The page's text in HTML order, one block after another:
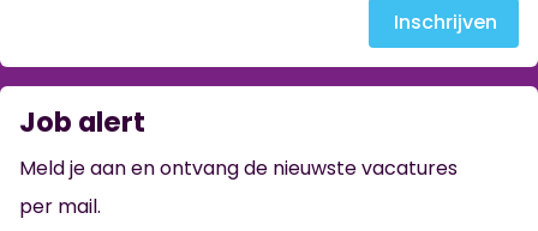
Inschrijven
Job alert
Meld je aan en ontvang de nieuwste vacatures
per mail.